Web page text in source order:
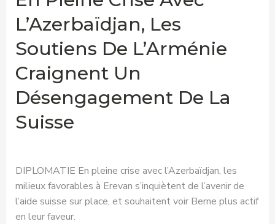
L’Azerbaïdjan, Les
Soutiens De L’Arménie
Craignent Un
Désengagement De La
Suisse
DIPLOMATIE En pleine crise avec l’Azerbaïdjan, les
milieux favorables à Erevan s’inquiètent de l’avenir de
l’aide suisse sur place, et souhaitent voir Berne plus actif
en leur faveur.